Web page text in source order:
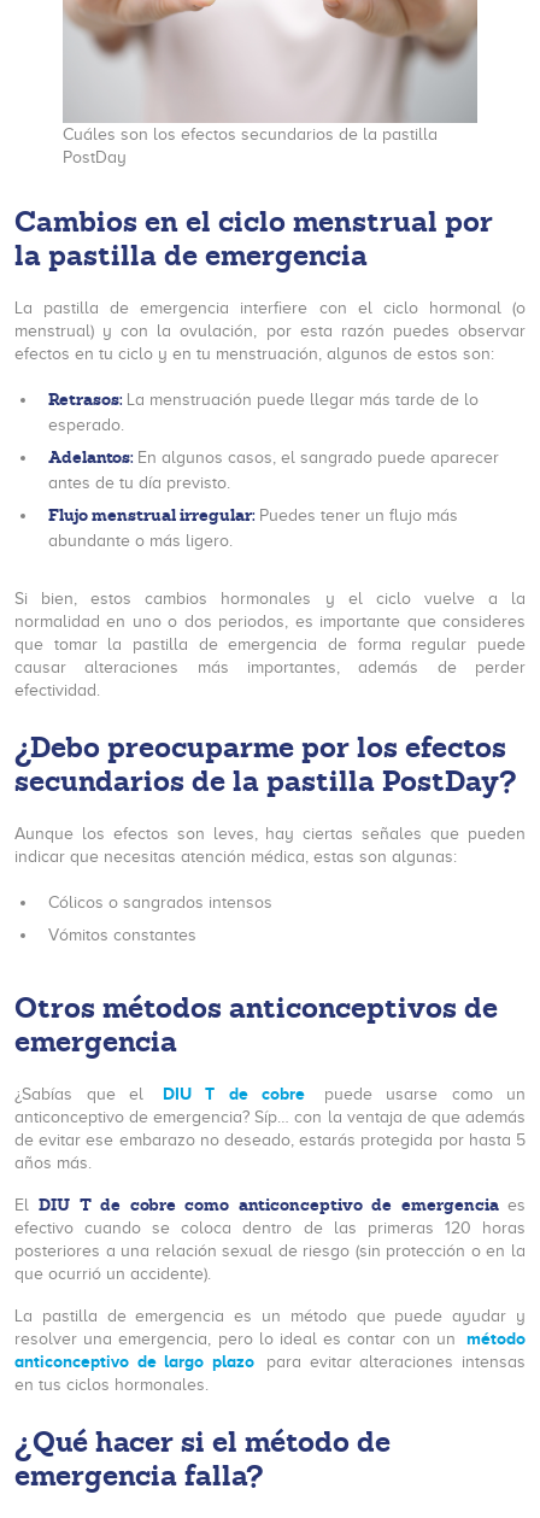
Cuáles son los efectos secundarios de la pastilla
PostDay
Cambios en el ciclo menstrual por
la pastilla de emergencia
La pastilla de emergencia interfiere con el ciclo hormonal (o
menstrual) y con la ovulación, por esta razón puedes observar
efectos en tu ciclo y en tu menstruación, algunos de estos son:
Retrasos: La menstruación puede llegar más tarde de lo
esperado.
Adelantos: En algunos casos, el sangrado puede aparecer
antes de tu día previsto.
Flujo menstrual irregular: Puedes tener un flujo más
abundante o más ligero.
Si bien, estos cambios hormonales y el ciclo vuelve a la
normalidad en uno o dos periodos, es importante que consideres
que tomar la pastilla de emergencia de forma regular puede
causar alteraciones más importantes, además de perder
efectividad.
¿Debo preocuparme por los efectos
secundarios de la pastilla PostDay?
Aunque los efectos son leves, hay ciertas señales que pueden
indicar que necesitas atención médica, estas son algunas:
Cólicos o sangrados intensos
Vómitos constantes
Otros métodos anticonceptivos de
emergencia
¿Sabías que el DIU T de cobre
puede usarse como un
anticonceptivo de emergencia? Síp… con la ventaja de que además
de evitar ese embarazo no deseado, estarás protegida por hasta 5
años más.
ElDIU T de cobre como anticonceptivo de emergenciaes
efectivo cuando se coloca dentro de las primeras 120 horas
posteriores a una relación sexual de riesgo (sin protección o en la
que ocurrió un accidente).
La pastilla de emergencia es un método que puede ayudar y
resolver una emergencia, pero lo ideal es contar con un
método
anticonceptivo de largo plazo
para evitar alteraciones intensas
en tus ciclos hormonales.
¿Qué hacer si el método de
emergencia falla?